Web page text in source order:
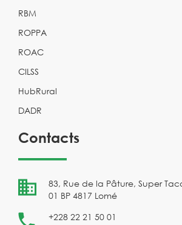
RBM
ROPPA
ROAC
CILSS
HubRural
DADR
Contacts
83, Rue de la Pâture, Super
01 BP 4817 Lomé
+228 22 21 50 01